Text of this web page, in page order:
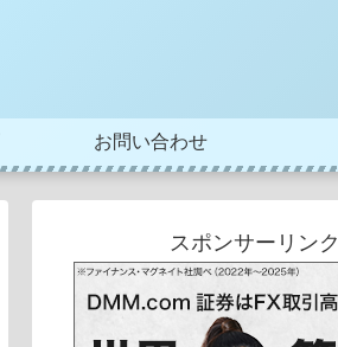
お問い合わせ
スポンサーリンク